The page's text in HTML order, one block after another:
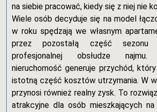
na siebie pracować, kiedy się z niej nie
Wiele osób decyduje się na model
w roku spędzają we własnym
przez pozostałą część sezonu
profesjonalnej obsłudze
nieruchomość generuje przychód,
istotną część kosztów utrzymania. W
przynosi również realny zysk. To
atrakcyjne dla osób mieszkających